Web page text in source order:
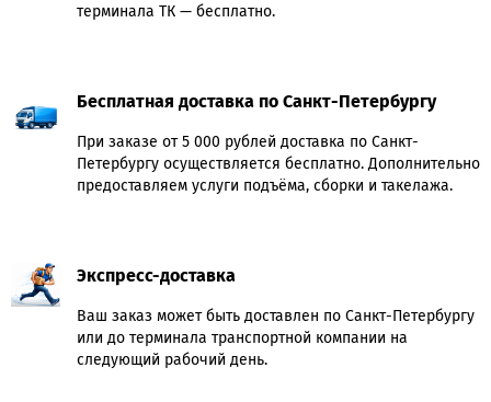
терминала ТК — бесплатно.
Бесплатная доставка по Санкт-Петербургу
При заказе от 5 000 рублей доставка по Санкт-
Петербургу осуществляется бесплатно. Дополнительно
предоставляем услуги подъёма, сборки и такелажа.
Экспресс-доставка
Ваш заказ может быть доставлен по Санкт-Петербургу
или до терминала транспортной компании на
следующий рабочий день.